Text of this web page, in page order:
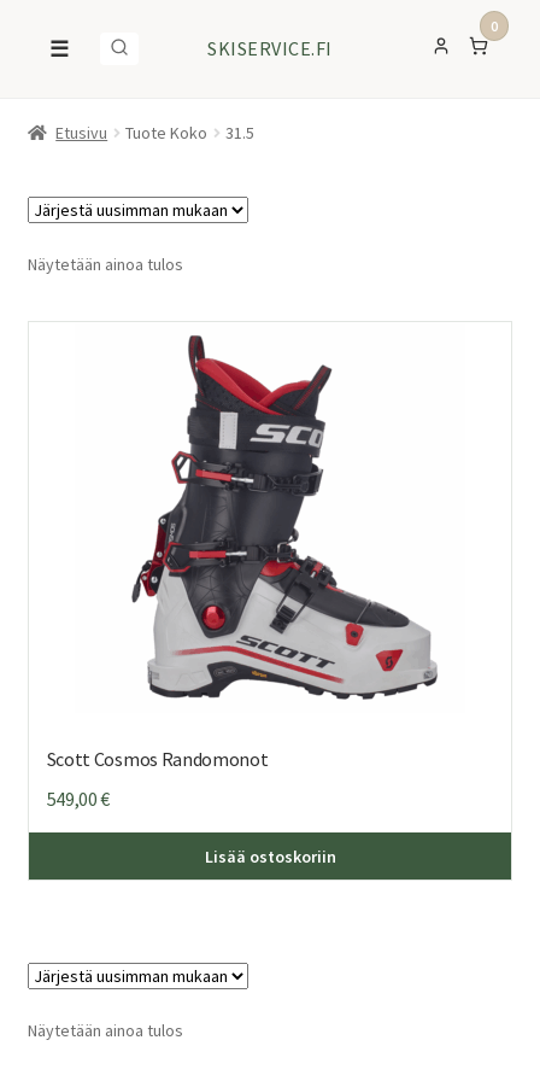
☰ SKISERVICE.FI
0
Etusivu Tuote Koko 31.5
Näytetään ainoa tulos
Scott Cosmos Randomonot
549,00€
Lisää ostoskoriin
Näytetään ainoa tulos